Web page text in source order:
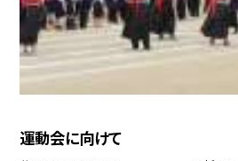
運動会に向けて